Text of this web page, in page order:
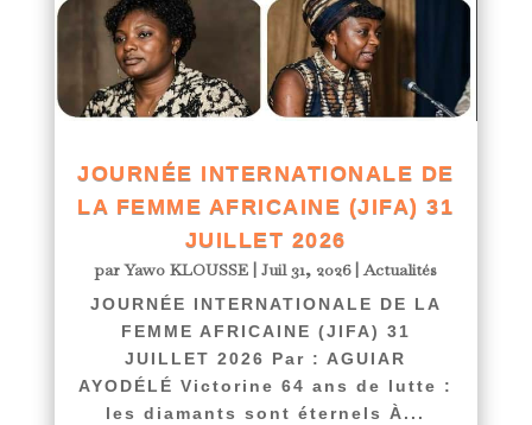
JOURNÉE INTERNATIONALE DE
LA FEMME AFRICAINE (JIFA) 31
JUILLET 2026
parYawo KLOUSSE |Juil 31, 2026|Actualités
JOURNÉE INTERNATIONALE DE LA
FEMME AFRICAINE (JIFA) 31
JUILLET 2026 Par : AGUIAR
AYODÉLÉ Victorine 64 ans de lutte :
les diamants sont éternels À...